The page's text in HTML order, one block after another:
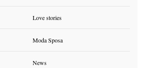
Love stories
Moda Sposa
News